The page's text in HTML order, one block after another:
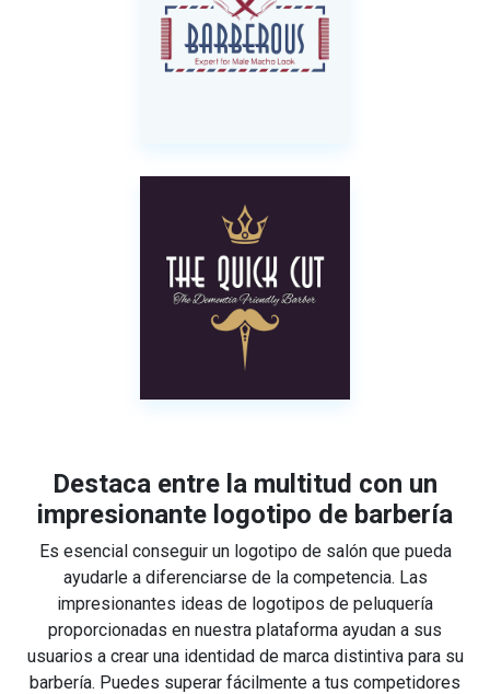
Destaca entre la multitud con un
impresionante logotipo de barbería
Es esencial conseguir un logotipo de salón que pueda
ayudarle a diferenciarse de la competencia. Las
impresionantes ideas de logotipos de peluquería
proporcionadas en nuestra plataforma ayudan a sus
usuarios a crear una identidad de marca distintiva para su
barbería. Puedes superar fácilmente a tus competidores